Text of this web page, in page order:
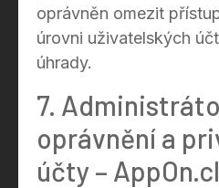
oprávněn omezit
úrovni uživatelských
úhrady.
7.
oprávnění a
účty –